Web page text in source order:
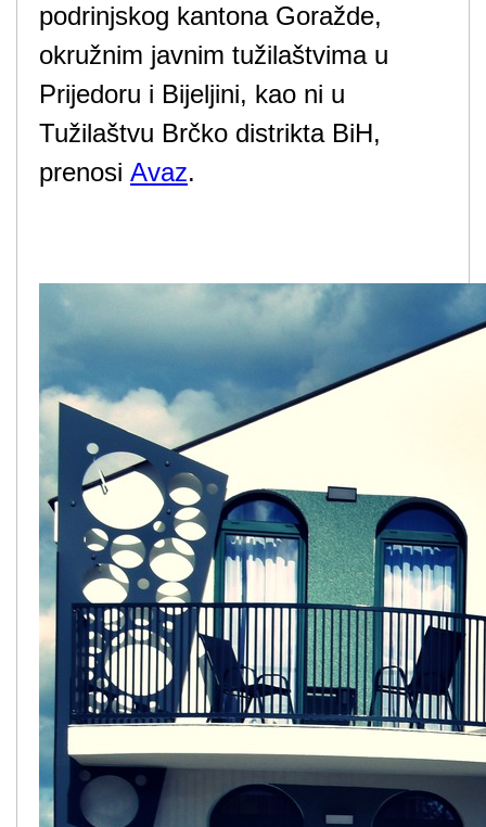
podrinjskog kantona Goražde,
okružnim javnim tužilaštvima u
Prijedoru i Bijeljini, kao ni u
Tužilaštvu Brčko distrikta BiH,
prenosi Avaz.